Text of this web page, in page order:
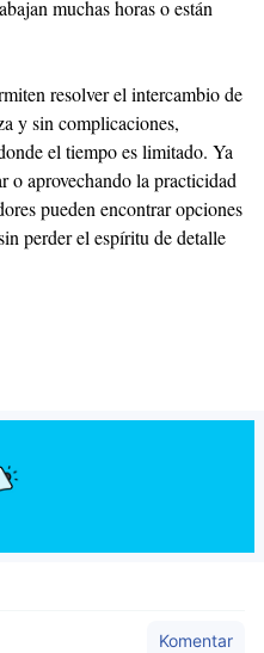
muchas horas o están
resolver el intercambio de
y sin complicaciones,
el tiempo es limitado. Ya
o aprovechando la practicidad
pueden encontrar opciones
perder el espíritu de detalle
Komentar